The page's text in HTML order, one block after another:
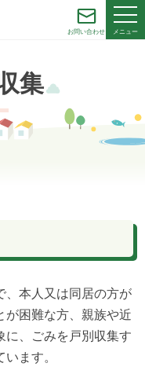
お問い合わせ メニュー
集
、本人又は同居の方が
が困難な方、親族や近
に、ごみを戸別収集す
ます。